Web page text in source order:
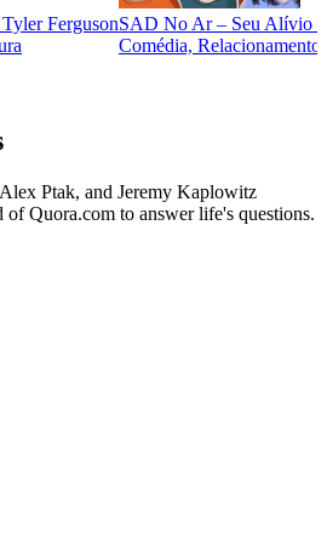
FergusonSAD No Ar – Seu Alívio
Comédia,
Ptak, and Jeremy Kaplowitz
of Quora.com to answer life's questions.